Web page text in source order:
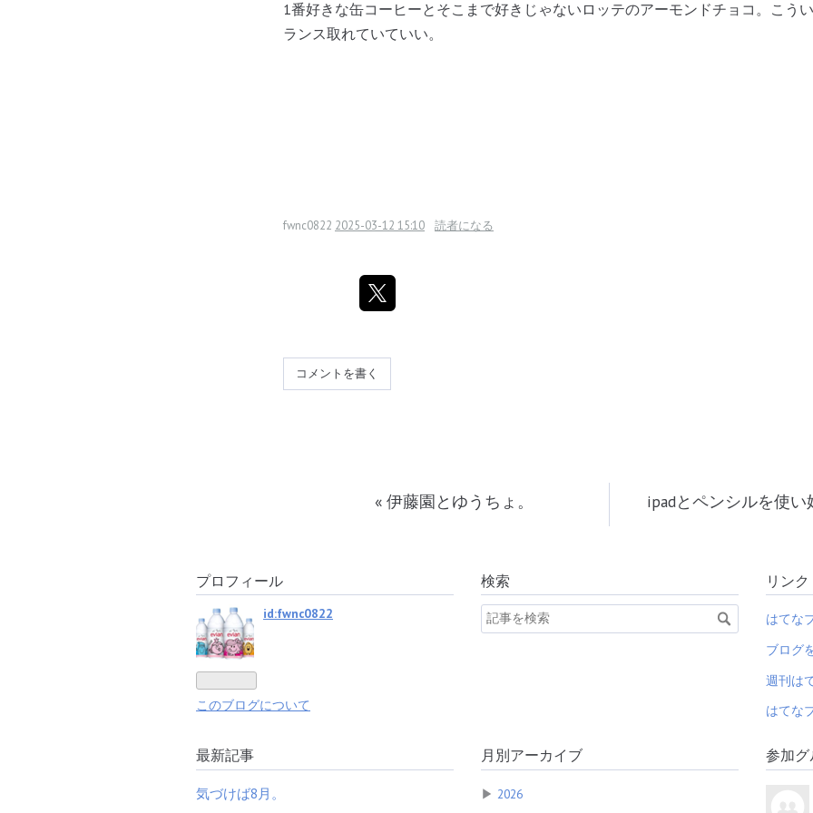
1番好きな缶コーヒーとそこまで好きじゃないロッテのアーモンドチョコ。こう
ランス取れていていい。
fwnc0822 2025-03-12 15:10 読者になる
コメントを書く
« 伊藤園とゆうちょ。 ipadとペンシルを使い
プロフィール
id:fwnc0822
このブログについて
検索 リンク
はてな
ブログ
週刊は
はてな
最新記事
気づけば8月。
月別アーカイブ
▶ 2026
参加